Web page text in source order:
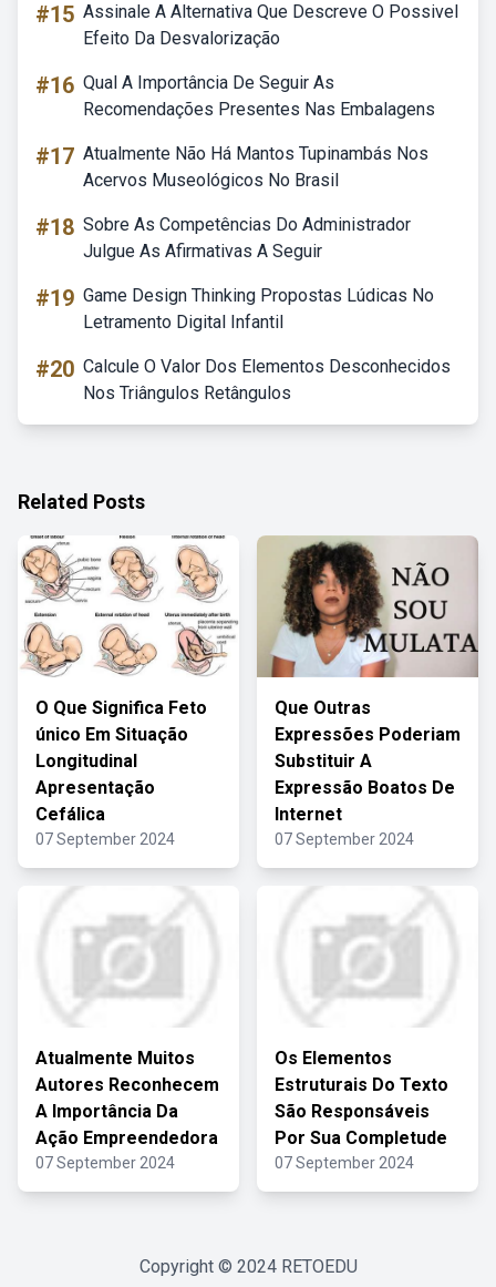
#15 Assinale A Alternativa Que Descreve O Possivel
Efeito Da Desvalorização
#16 Qual A Importância De Seguir As
Recomendações Presentes Nas Embalagens
#17 Atualmente Não Há Mantos Tupinambás Nos
Acervos Museológicos No Brasil
#18 Sobre As Competências Do Administrador
Julgue As Afirmativas A Seguir
#19 Game Design Thinking Propostas Lúdicas No
Letramento Digital Infantil
#20 Calcule O Valor Dos Elementos Desconhecidos
Nos Triângulos Retângulos
Related Posts
O Que Significa Feto
único Em Situação
Longitudinal
Apresentação
Cefálica
07 September 2024
Que Outras
Expressões Poderiam
Substituir A
Expressão Boatos De
Internet
07 September 2024
Atualmente Muitos
Autores Reconhecem
A Importância Da
Ação Empreendedora
07 September 2024
Os Elementos
Estruturais Do Texto
São Responsáveis
Por Sua Completude
07 September 2024
Copyright © 2024 RETOEDU